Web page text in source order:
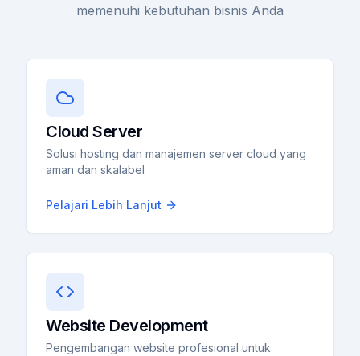
memenuhi kebutuhan bisnis Anda
Cloud Server
Solusi hosting dan manajemen server cloud yang
aman dan skalabel
Pelajari Lebih Lanjut
Website Development
Pengembangan website profesional untuk